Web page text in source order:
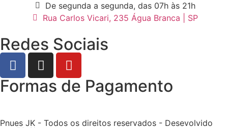
De segunda a segunda, das 07h às 21h
Rua Carlos Vicari, 235 Água Branca | SP
Redes Sociais
Formas de Pagamento
Pnues JK - Todos os direitos reservados - Desevolvido